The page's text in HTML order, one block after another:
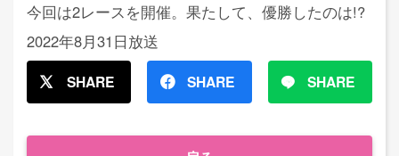
今回は2レースを開催。果たして、優勝したのは!?
2022年8月31日放送
SHARE SHARE SHARE